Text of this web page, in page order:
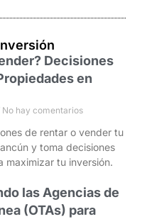
Decisiones
en
No hay comentarios
de rentar o vender tu
y toma decisiones
maximizar tu inversión.
las Agencias de
(OTAs) para